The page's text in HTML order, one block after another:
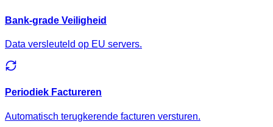
Bank-grade Veiligheid
Data versleuteld op EU servers.
Periodiek Factureren
Automatisch terugkerende facturen versturen.